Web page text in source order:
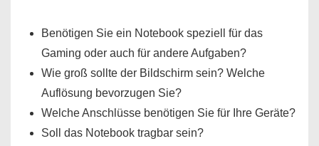
Benötigen Sie ein Notebook speziell für das
Gaming oder auch für andere Aufgaben?
Wie groß sollte der Bildschirm sein? Welche
Auflösung bevorzugen Sie?
Welche Anschlüsse benötigen Sie für Ihre Geräte?
Soll das Notebook tragbar sein?